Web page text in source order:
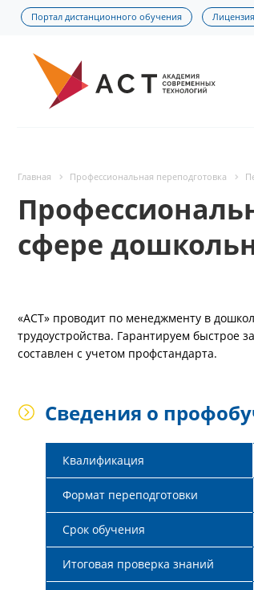
Портал дистанционного обучения Лицензия
Главная Профессиональная переподготовка
сфере
«АСТ» проводит по менеджменту в
трудоустройства. Гарантируем быстрое
составлен с учетом профстандарта.
Сведения о
Квалификация
Формат переподготовки
Срок обучения
Итоговая проверка знаний